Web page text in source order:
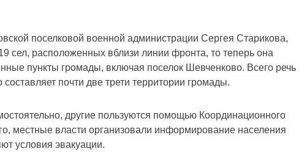
поселковой военной администрации Сергея Старикова,
сел, расположенных вблизи линии фронта, то теперь она
пункты громады, включая поселок Шевченково. Всего речь
почти две трети территории громады.
другие пользуются помощью Координационного
местные власти организовали информирование населения
условия эвакуации.